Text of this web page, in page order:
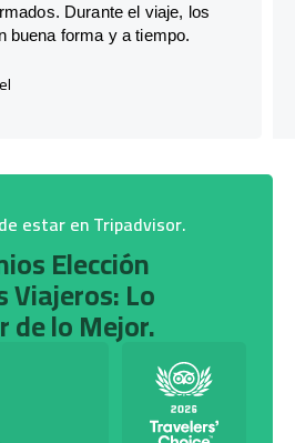
Durante el viaje, los
buena forma y a tiempo.
estar en Tripadvisor.
Elección
Viajeros: Lo
de lo Mejor.